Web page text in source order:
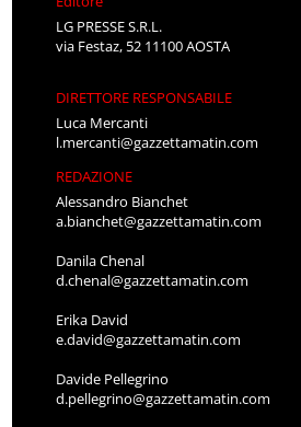
LG PRESSE S.R.L.
via Festaz, 52 11100 AOSTA
DIRETTORE RESPONSABILE
Luca Mercanti
l.mercanti@gazzettamatin.com
REDAZIONE
Alessandro Bianchet
a.bianchet@gazzettamatin.com
Danila Chenal
d.chenal@gazzettamatin.com
Erika David
e.david@gazzettamatin.com
Davide Pellegrino
d.pellegrino@gazzettamatin.com